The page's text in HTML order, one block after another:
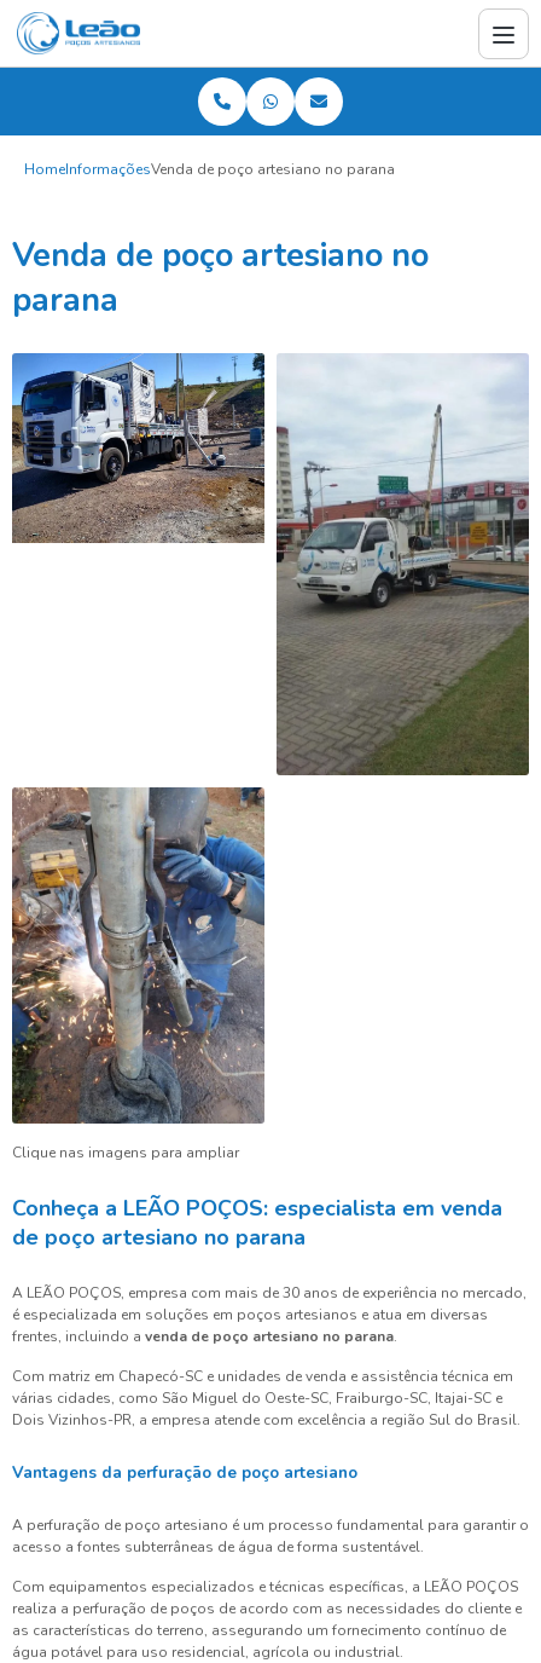
HomeInformaçõesVenda de poço artesiano no parana
Venda de poço artesiano no
parana
Clique nas imagens para ampliar
Conheça a LEÃO POÇOS: especialista em venda
de poço artesiano no parana
A LEÃO POÇOS, empresa com mais de 30 anos de experiência no mercado,
é especializada em soluções em poços artesianos e atua em diversas
frentes, incluindo a venda de poço artesiano no parana.
Com matriz em Chapecó-SC e unidades de venda e assistência técnica em
várias cidades, como São Miguel do Oeste-SC, Fraiburgo-SC, Itajai-SC e
Dois Vizinhos-PR, a empresa atende com excelência a região Sul do Brasil.
Vantagens da perfuração de poço artesiano
A perfuração de poço artesiano é um processo fundamental para garantir o
acesso a fontes subterrâneas de água de forma sustentável.
Com equipamentos especializados e técnicas específicas, a LEÃO POÇOS
realiza a perfuração de poços de acordo com as necessidades do cliente e
as características do terreno, assegurando um fornecimento contínuo de
água potável para uso residencial, agrícola ou industrial.